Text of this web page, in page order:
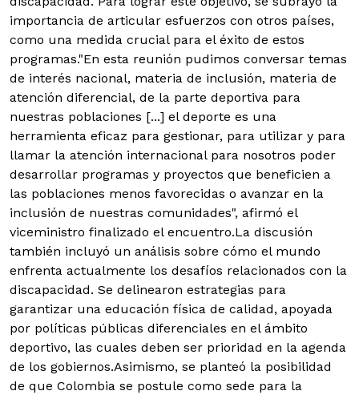
importancia de articular esfuerzos con otros países,
como una medida crucial para el éxito de estos
programas."En esta reunión pudimos conversar temas
de interés nacional, materia de inclusión, materia de
atención diferencial, de la parte deportiva para
nuestras poblaciones [...] el deporte es una
herramienta eficaz para gestionar, para utilizar y para
llamar la atención internacional para nosotros poder
desarrollar programas y proyectos que beneficien a
las poblaciones menos favorecidas o avanzar en la
inclusión de nuestras comunidades", afirmó el
viceministro finalizado el encuentro.La discusión
también incluyó un análisis sobre cómo el mundo
enfrenta actualmente los desafíos relacionados con la
discapacidad. Se delinearon estrategias para
garantizar una educación física de calidad, apoyada
por políticas públicas diferenciales en el ámbito
deportivo, las cuales deben ser prioridad en la agenda
de los gobiernos.Asimismo, se planteó la posibilidad
de que Colombia se postule como sede para la